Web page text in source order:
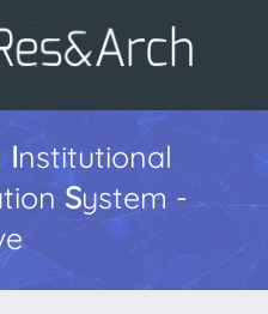
Institutional
System -